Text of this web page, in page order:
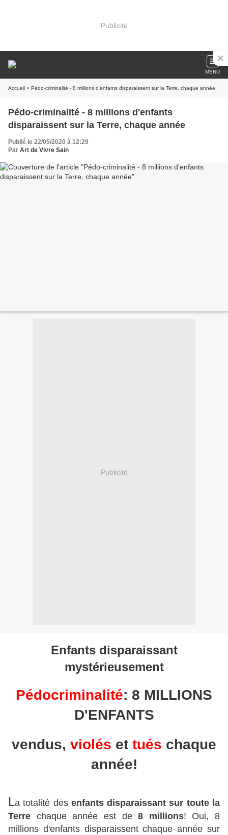
Publicité
MENU
Accueil » Pédo-criminalité - 8 millions d'enfants disparaissent sur la Terre, chaque année
Pédo-criminalité - 8 millions d'enfants
disparaissent sur la Terre, chaque année
Publié le 22/05/2020 à 12:29
Par Art de Vivre Sain
Publicité
Enfants disparaissant
mystérieusement
Pédocriminalité: 8 MILLIONS
D'ENFANTS
vendus, violés et tués chaque
année!
La totalité des enfants disparaissant sur toute la
Terre chaque année est de8 millions! Oui, 8
millions d'enfants disparaissent chaque année sur